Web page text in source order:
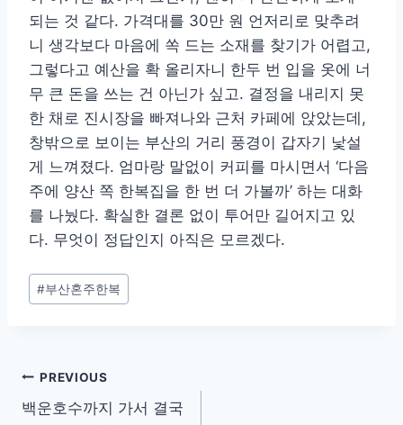
되는 것 같다. 가격대를 30만 원 언저리로 맞추려
니 생각보다 마음에 쏙 드는 소재를 찾기가 어렵고,
그렇다고 예산을 확 올리자니 한두 번 입을 옷에 너
무 큰 돈을 쓰는 건 아닌가 싶고. 결정을 내리지 못
한 채로 진시장을 빠져나와 근처 카페에 앉았는데,
창밖으로 보이는 부산의 거리 풍경이 갑자기 낯설
게 느껴졌다. 엄마랑 말없이 커피를 마시면서 ‘다음
주에 양산 쪽 한복집을 한 번 더 가볼까’ 하는 대화
를 나눴다. 확실한 결론 없이 투어만 길어지고 있
다. 무엇이 정답인지 아직은 모르겠다.
Post
Tags:
#부산혼주한복
글PREVIOUS
백운호수까지 가서 결국